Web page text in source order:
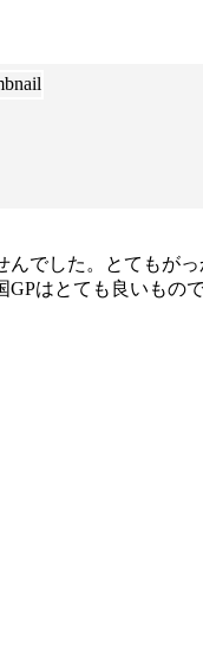
でした。とてもが
はとても良いもの